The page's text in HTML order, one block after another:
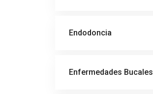
Endodoncia
Enfermedades Bucales